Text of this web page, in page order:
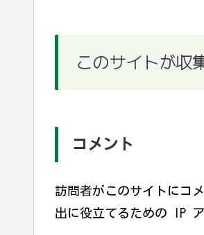
このサイトが収
コメント
訪問者がこのサイトにコ
出に役立てるための IP